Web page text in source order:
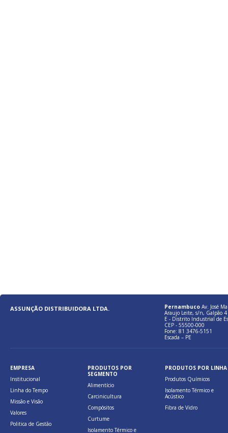
ASSUNÇÃO DISTRIBUIDORA LTDA. Pernambuco Av. José
Araujo Leite, s/n, Galpão 4
E - Distrito Industrial de
CEP - 55500-000
Fone: 81 3476-5151
Escada – PE
EMPRESA
Institucional
Linha do Tempo
Missão e Visão
Valores
Politica de Gestão
PRODUTOS POR
SEGMENTO
Alimentício
Carcinicultura
Compósitos
Curtume
Isolamento Térmico e
PRODUTOS POR LINHA
Produtos Químicos
Isolamento Térmico e
Acústico
Fibra de Vidro